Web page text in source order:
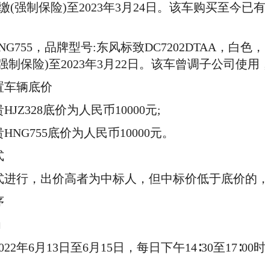
(强制保险)至2023年3月24日。该车购买至今
，品牌型号:东风标致DC7202DTAA，白色，
制保险)至2023年3月22日。该车曾调子公司使用
辆底价
底价为人民币10000元;
底价为人民币10000元。
，出价高者为中标人，但中标价低于底价的，
6月13日至6月15日，每日下午14∶30至17∶00